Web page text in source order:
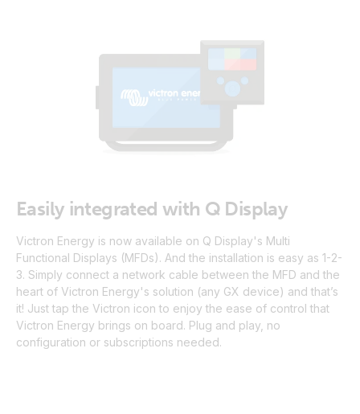
Easily integrated with Q Display
Victron Energy is now available on Q Display's Multi
Functional Displays (MFDs). And the installation is easy as 1-2-
3. Simply connect a network cable between the MFD and the
heart of Victron Energy's solution (any GX device) and that’s
it! Just tap the Victron icon to enjoy the ease of control that
Victron Energy brings on board. Plug and play, no
configuration or subscriptions needed.